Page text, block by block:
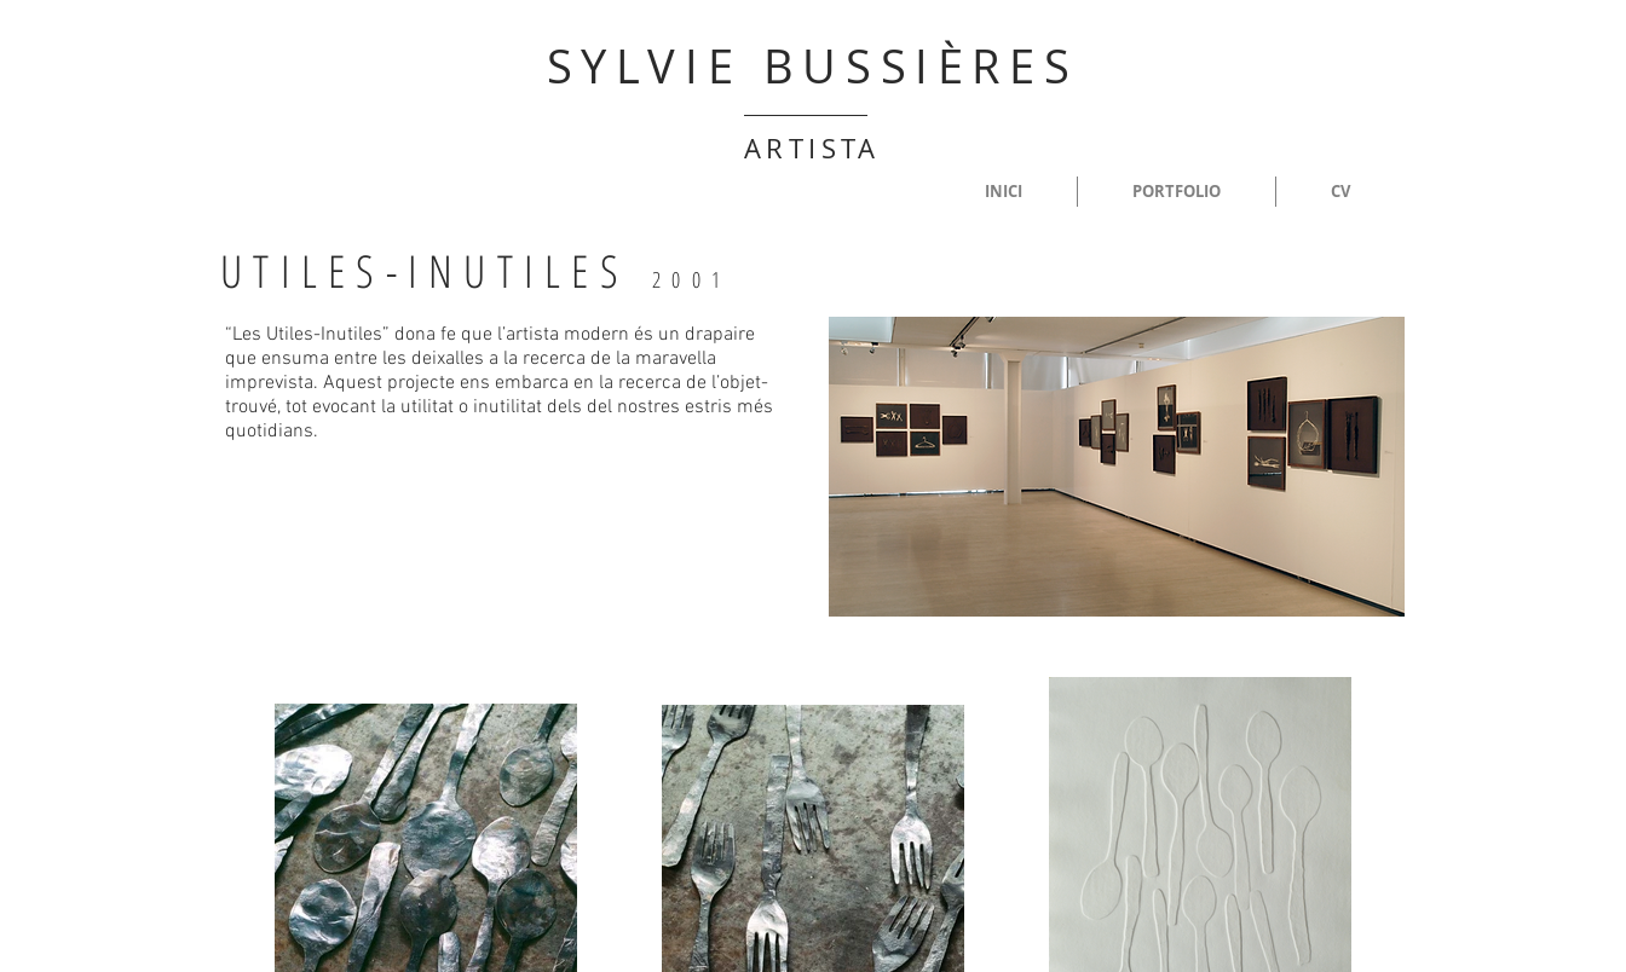
SYLVIE BUSSIÈRES
ARTISTA
INICI PORTFOLIO CV
UTILES-INUTILES 2001
“Les Utiles-Inutiles” dona fe que l’artista modern és un drapaire
que ensuma entre les deixalles a la recerca de la maravella
imprevista. Aquest projecte ens embarca en la recerca de l’objet-
trouvé, tot evocant la utilitat o inutilitat dels del nostres estris més
quotidians.